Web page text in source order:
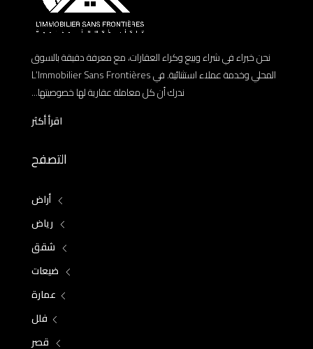
نحن خبراء في شراء وبيع وكراء العقارات، مع معرفة دقيقة بالسوق
المحلي وخدمة عملاء استثنائية. في L’Immobilier Sans Frontières
ندرك أن كل معاملة عقارية لها خصوصيتها...
اقرأ أكثر
التصفح
أراض
رياض
شقق
ضيعات
عمارة
فلل
قصر